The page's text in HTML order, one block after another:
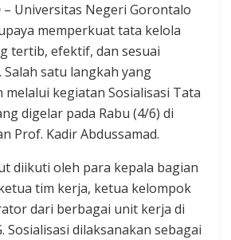
– Universitas Negeri Gorontalo
memperkuat tata kelola
tertib, efektif, dan sesuai
satu langkah yang
melalui kegiatan Sosialisasi Tata
digelar pada Rabu (4/6) di
Prof. Kadir Abdussamad.
diikuti oleh para kepala bagian
tim kerja, ketua kelompok
dari berbagai unit kerja di
Sosialisasi dilaksanakan sebagai